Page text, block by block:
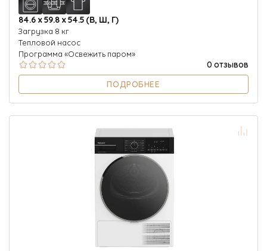
84.6 х 59.8 х 54.5 (В, Ш, Г)
Загрузка 8 кг
Тепловой насос
Программа «Освежить паром»
0 отзывов
ПОДРОБНЕЕ